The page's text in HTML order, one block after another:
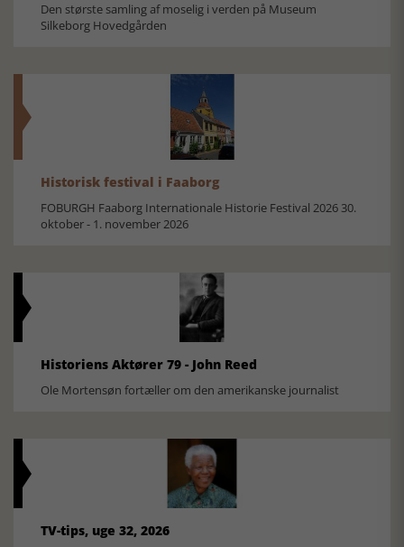
Den største samling af moselig i verden på Museum
Silkeborg Hovedgården
Historisk festival i Faaborg
FOBURGH Faaborg Internationale Historie Festival 2026 30.
oktober - 1. november 2026
Historiens Aktører 79 - John Reed
Ole Mortensøn fortæller om den amerikanske journalist
TV-tips, uge 32, 2026